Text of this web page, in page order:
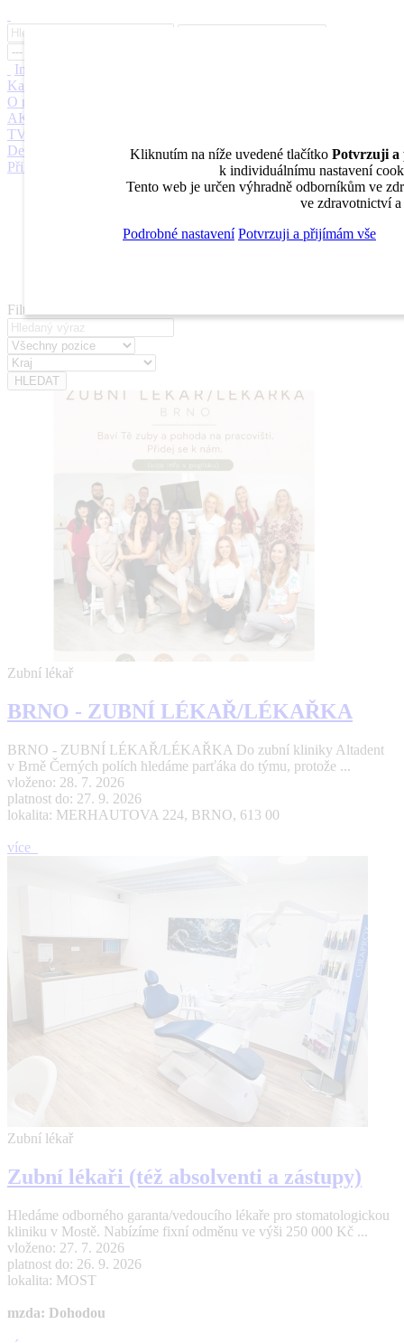
Inzerce
Kariérní poradenství
O nás
AKADEMIE
TV
DentalJobs.cz
search
Přihlásit
Filtrovat
Zubní lékař
BRNO - ZUBNÍ LÉKAŘ/LÉKAŘKA
BRNO - ZUBNÍ LÉKAŘ/LÉKAŘKA Do zubní kliniky Altadent
v Brně Černých polích hledáme parťáka do týmu, protože ...
vloženo: 28. 7. 2026
platnost do: 27. 9. 2026
lokalita: MERHAUTOVA 224, BRNO, 613 00
více
Zubní lékař
Zubní lékaři (též absolventi a zástupy)
Hledáme odborného garanta/vedoucího lékaře pro stomatologickou
kliniku v Mostě. Nabízíme fixní odměnu ve výši 250 000 Kč ...
vloženo: 27. 7. 2026
platnost do: 26. 9. 2026
lokalita: MOST
mzda: Dohodou
Kliknutím na níže uvedené tlačítko Potvrzuji a
k individuálnímu nastavení
Tento web je určen výhradně odborníkům ve
ve zdravotnictví
Podrobné nastavení Potvrzuji a přijímám vše